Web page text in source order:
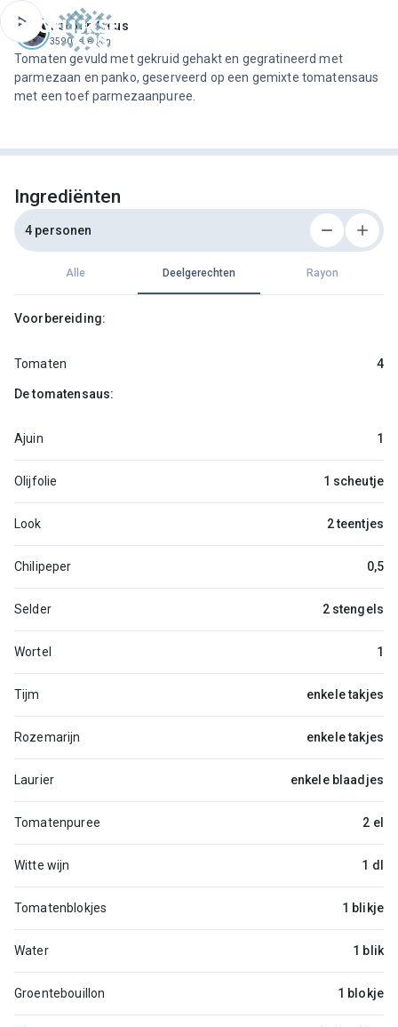
Jeroen Meus
3590 recepten
Tomaten gevuld met gekruid gehakt en gegratineerd met
parmezaan en panko, geserveerd op een gemixte tomatensaus
met een toef parmezaanpuree.
Ingrediënten
4 personen
Alle Deelgerechten Rayon
Voorbereiding:
Tomaten 4
De tomatensaus:
Ajuin 1
Olijfolie 1 scheutje
Look 2 teentjes
Chilipeper 0,5
Selder 2 stengels
Wortel 1
Tijm enkele takjes
Rozemarijn enkele takjes
Laurier enkele blaadjes
Tomatenpuree 2 el
Witte wijn 1 dl
Tomatenblokjes 1 blikje
Water 1 blik
Groentebouillon 1 blokje